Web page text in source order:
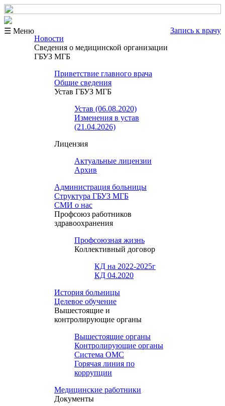
☰ Меню
Запись к врачу
Новости
Сведения о медицинской организации
ГБУЗ МГБ
Приветствие главного врача
Общие сведения
Устав ГБУЗ МГБ
Устав (06.08.2020)
Изменения в устав
(21.04.2026)
Лицензия
Актуальные лицензии
Архив
Администрация больницы
Структура ГБУЗ МГБ
СМИ о нас
Профсоюз работников
здравоохранения
Профсоюзная жизнь
Коллективный договор
КД на 2022-2025г
КД 04.2020
История больницы
Целевое обучение
Вышестоящие и
контролирующие органы
Вышестоящие органы
Контролирующие органы
Система ОМС
Горячая линия по
коррупции
Медицинские работники
Документы